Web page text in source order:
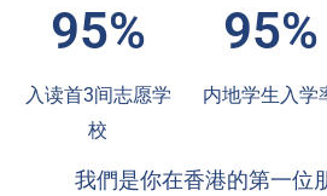
95%
入读首3间志愿学
校
95%
内地学生入学
我們是你在香港的第一位